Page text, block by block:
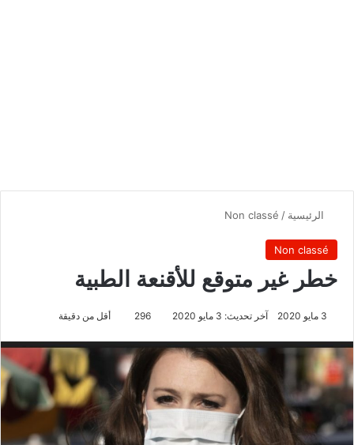
الرئيسية /
Non classé
Non classé
خطر غير متوقع للأقنعة الطبية
3 مايو 2020 آخر تحديث: 3 مايو 2020 296 أقل من دقيقة